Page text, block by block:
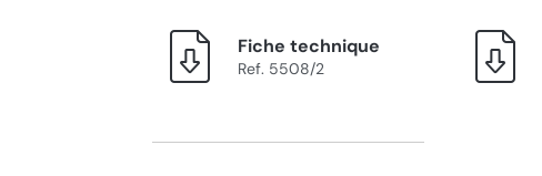
Fiche technique
Ref. 5508/2